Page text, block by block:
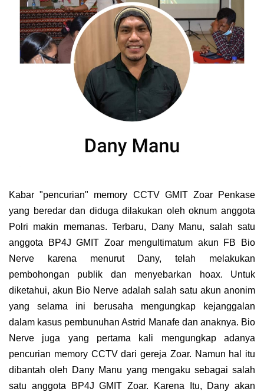
Kabar "pencurian" memory CCTV GMIT Zoar Penkase
yang beredar dan diduga dilakukan oleh oknum anggota
Polri makin memanas. Terbaru, Dany Manu, salah satu
anggota BP4J GMIT Zoar mengultimatum akun FB Bio
Nerve karena menurut Dany, telah melakukan
pembohongan publik dan menyebarkan hoax. Untuk
diketahui, akun Bio Nerve adalah salah satu akun anonim
yang selama ini berusaha mengungkap kejanggalan
dalam kasus pembunuhan Astrid Manafe dan anaknya. Bio
Nerve juga yang pertama kali mengungkap adanya
pencurian memory CCTV dari gereja Zoar. Namun hal itu
dibantah oleh Dany Manu yang mengaku sebagai salah
satu anggota BP4J GMIT Zoar. Karena Itu, Dany akan